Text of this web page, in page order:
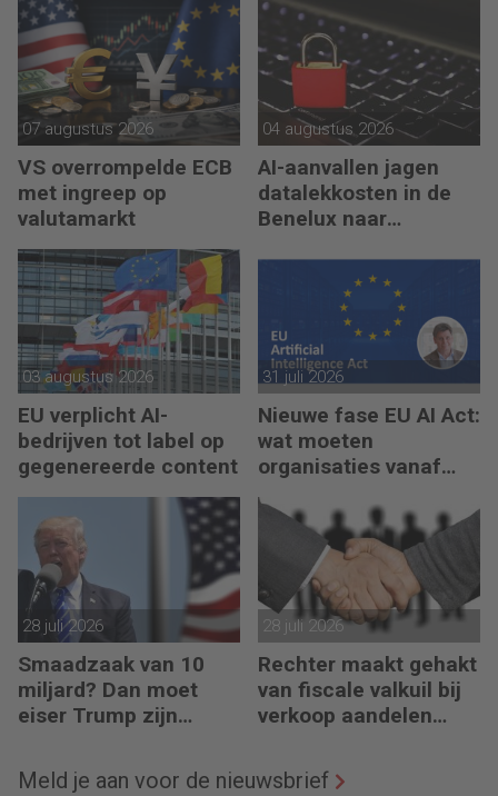
07 augustus 2026
VS overrompelde ECB
met ingreep op
valutamarkt
04 augustus 2026
AI-aanvallen jagen
datalekkosten in de
Benelux naar
03 augustus 2026
EU verplicht AI-
bedrijven tot label op
gegenereerde content
31 juli 2026
Nieuwe fase EU AI Act:
wat moeten
organisaties vanaf
augustus 2026
regelen?
28 juli 2026
Smaadzaak van 10
miljard? Dan moet
eiser Trump zijn
28 juli 2026
Rechter maakt gehakt
van fiscale valkuil bij
verkoop aandelen
Meld je aan voor de nieuwsbrief